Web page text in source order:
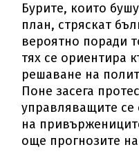
Бурите, които
план, стряскат
вероятно поради
тях се ориентира
решаване на
Поне засега
управляващите се
на
още прогнозите